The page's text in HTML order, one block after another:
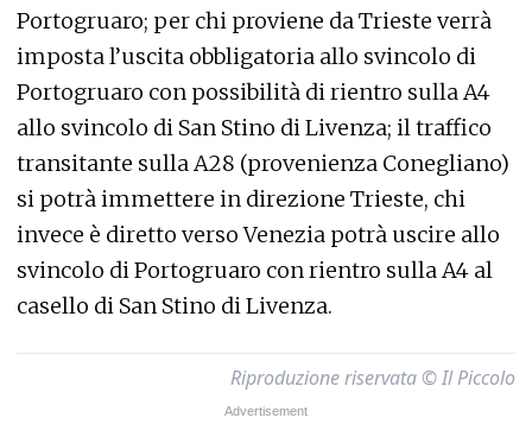
Portogruaro; per chi proviene da Trieste verrà
imposta l’uscita obbligatoria allo svincolo di
Portogruaro con possibilità di rientro sulla A4
allo svincolo di San Stino di Livenza; il traffico
transitante sulla A28 (provenienza Conegliano)
si potrà immettere in direzione Trieste, chi
invece è diretto verso Venezia potrà uscire allo
svincolo di Portogruaro con rientro sulla A4 al
casello di San Stino di Livenza.
Riproduzione riservata © Il Piccolo